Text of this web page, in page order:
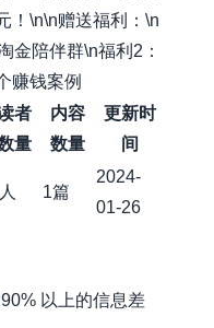
！\n\n赠送福利：\n
金陪伴群\n福利2：
赚钱案例
者
量
内容
数量
更新时
间
1篇
2024-
01-26
以上的信息差